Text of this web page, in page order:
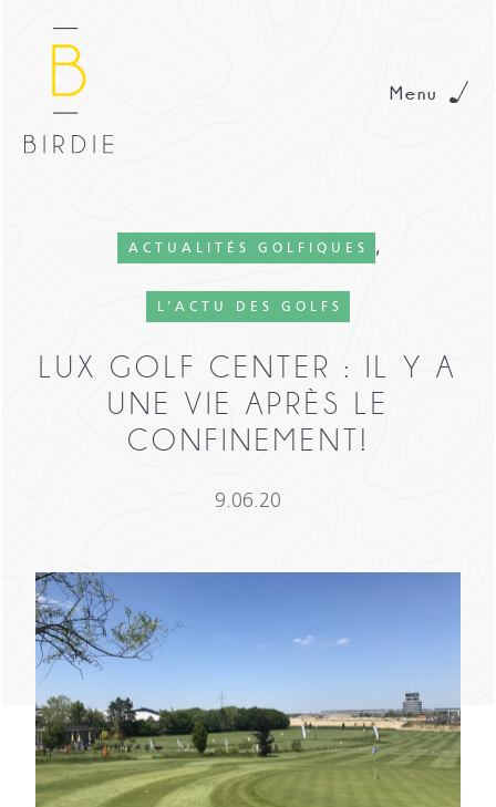
ACTUALITÉS GOLFIQUES ,
L’ACTU DES GOLFS
LUX GOLF CENTER : IL Y A
UNE VIE APRÈS LE
CONFINEMENT!
9.06.20
Menu